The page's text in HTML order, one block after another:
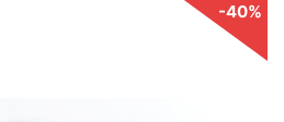
-40%